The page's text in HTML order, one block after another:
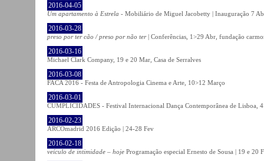
2016-04-05
Um apartamento à Estrela - Mobiliário de Miguel Jacobetty | Inauguração 7
2016-03-28
preso por ter cão / preso por não ter| Conferências, 1>29 Abr, fundação
2016-03-16
Michael Clark Company, 19 e 20 Mar, Casa de Serralves
2016-03-08
FACA 2016 - Festa de Antropologia Cinema e Arte, 10>12 Março
2016-03-01
CUMPLICIDADES - Festival Internacional Dança Contemporânea de Lisboa,
2016-02-23
ARCOmadrid 2016 Edição | 24-28 Fev
2016-02-18
veículo de intimidade – hoje Programação especial Ernesto de Sousa | 19 e 20